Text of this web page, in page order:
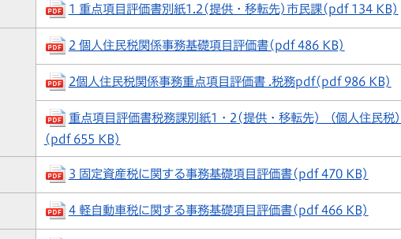
1 重点項目評価書別紙1.2(提供・移転先)市民課(pdf 134 KB)
2 個人住民税関係事務基礎項目評価書(pdf 486 KB)
2個人住民税関係事務重点項目評価書 .税務pdf(pdf 986 KB)
重点項目評価書税務課別紙1・2(提供・移転先) （個人住民税）
(pdf 655 KB)
3 固定資産税に関する事務基礎項目評価書(pdf 470 KB)
4 軽自動車税に関する事務基礎項目評価書(pdf 466 KB)